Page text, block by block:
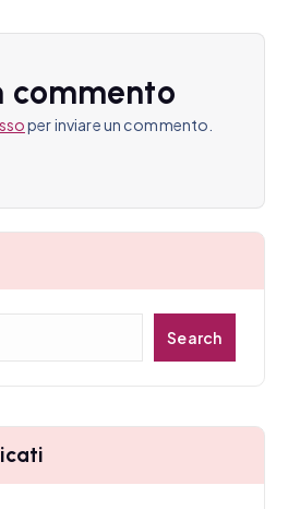
commento
per inviare un commento.
Search